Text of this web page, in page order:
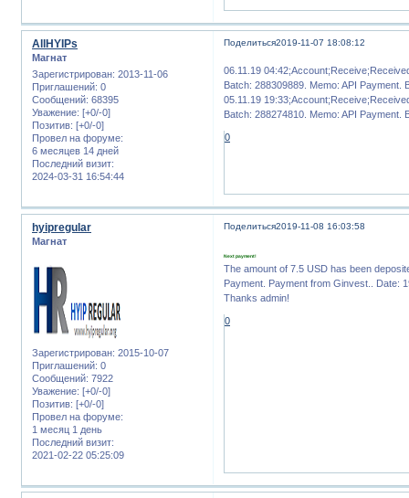
Поделиться2019-11-07 18:08:12
AllHYIPs
Магнат
Зарегистрирован: 2013-11-06
Приглашений: 0
Сообщений: 68395
Уважение: [+0/-0]
Позитив: [+0/-0]
Провел на форуме:
6 месяцев 14 дней
Последний визит:
2024-03-31 16:54:44
06.11.19
Batch: 288309889. Memo: API Payment.
05.11.19
Batch: 288274810. Memo: API Payment.
0
Поделиться2019-11-08 16:03:58
hyipregular
Магнат
Зарегистрирован: 2015-10-07
Приглашений: 0
Сообщений: 7922
Уважение: [+0/-0]
Позитив: [+0/-0]
Провел на форуме:
1 месяц 1 день
Последний визит:
2021-02-22 05:25:09
Next payment!
The amount of 7.5 USD has been
Payment. Payment from Ginvest.. Date:
Thanks admin!
0